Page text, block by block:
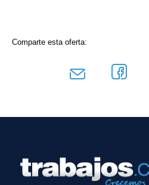
Comparte esta oferta: